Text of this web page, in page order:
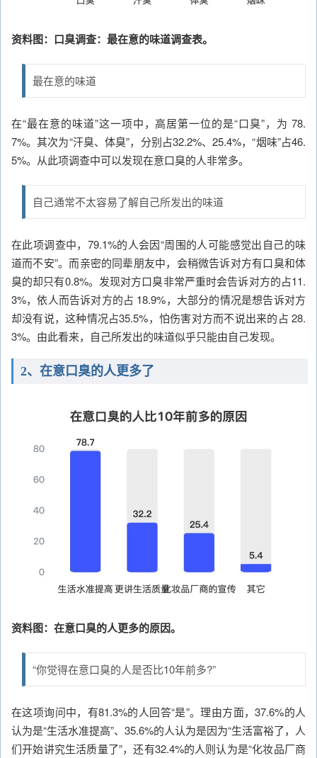
资料图：口臭调查：最在意的味道调查表。
最在意的味道
在“最在意的味道”这一项中，高居第一位的是“口臭”，为 78.
7%。其次为“汗臭、体臭”，分别占32.2%、25.4%，“烟味”占46.
5%。从此项调查中可以发现在意口臭的人非常多。
自己通常不太容易了解自己所发出的味道
在此项调查中，79.1%的人会因“周围的人可能感觉出自己的味
道而不安”。而亲密的同辈朋友中，会稍微告诉对方有口臭和体
臭的却只有0.8%。发现对方口臭非常严重时会告诉对方的占11.
3%，依人而告诉对方的占 18.9%，大部分的情况是想告诉对方
却没有说，这种情况占35.5%，怕伤害对方而不说出来的占 28.
3%。由此看来，自己所发出的味道似乎只能由自己发现。
2、在意口臭的人更多了
资料图：在意口臭的人更多的原因。
“你觉得在意口臭的人是否比10年前多?”
在这项询问中，有81.3%的人回答“是”。理由方面，37.6%的人
认为是“生活水准提高”、35.6%的人认为是因为“生活富裕了，人
们开始讲究生活质量了”，还有32.4%的人则认为是“化妆品厂商